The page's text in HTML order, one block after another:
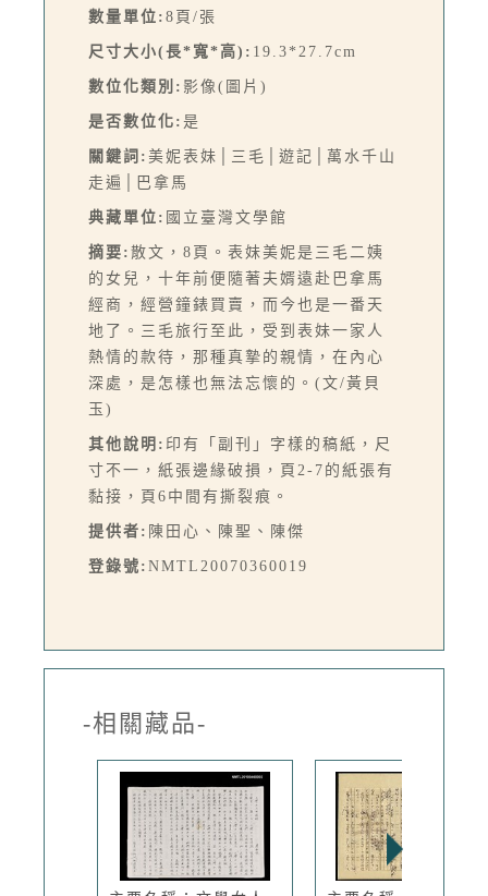
數量單位: 8頁/張
尺寸大小(長*寬*高): 19.3*27.7cm
數位化類別: 影像(圖片)
是否數位化: 是
關鍵詞: 美妮表妹│三毛│遊記│萬水千山
走遍│巴拿馬
典藏單位: 國立臺灣文學館
摘要: 散文，8頁。表妹美妮是三毛二姨
的女兒，十年前便隨著夫婿遠赴巴拿馬
經商，經營鐘錶買賣，而今也是一番天
地了。三毛旅行至此，受到表妹一家人
熱情的款待，那種真摯的親情，在內心
深處，是怎樣也無法忘懷的。(文/黃貝
玉)
其他說明: 印有「副刊」字樣的稿紙，尺
寸不一，紙張邊緣破損，頁2-7的紙張有
黏接，頁6中間有撕裂痕。
提供者: 陳田心、陳聖、陳傑
登錄號: NMTL20070360019
-相關藏品-